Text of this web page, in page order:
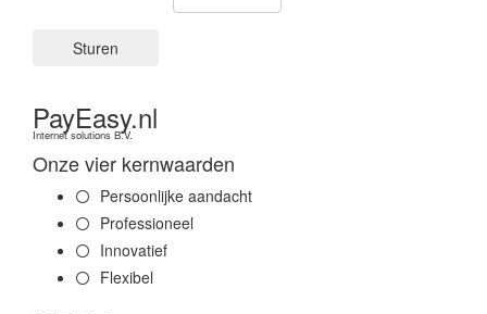
Sturen
PayEasy.nl
Internet solutions B.V.
Onze vier kernwaarden
Persoonlijke aandacht
Professioneel
Innovatief
Flexibel